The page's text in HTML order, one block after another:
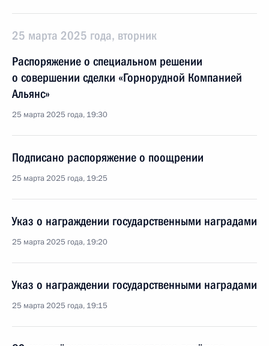
25 марта 2025 года, вторник
Распоряжение о специальном решении
о совершении сделки «Горнорудной Компанией
Альянс»
25 марта 2025 года, 19:30
Подписано распоряжение о поощрении
25 марта 2025 года, 19:25
Указ о награждении государственными наградами
25 марта 2025 года, 19:20
Указ о награждении государственными наградами
25 марта 2025 года, 19:15